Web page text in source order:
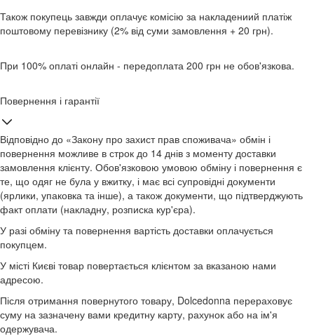
Також покупець завжди оплачує комісію за накладениий платіж
поштовому перевізнику (2% від суми замовлення + 20 грн).
При 100% оплаті онлайн - передоплата 200 грн не обов'язкова.
Повернення і гарантії
Відповідно до «Закону про захист прав споживача» обмін і
повернення можливе в строк до 14 днів з моменту доставки
замовлення клієнту. Обов'язковою умовою обміну і повернення є
те, що одяг не була у вжитку, і має всі супровідні документи
(ярлики, упаковка та інше), а також документи, що підтверджують
факт оплати (накладну, розписка кур'єра).
У разі обміну та повернення вартість доставки оплачується
покупцем.
У місті Києві товар повертається клієнтом за вказаною нами
адресою.
Після отримання повернутого товару, Dolcedonna перераховує
суму на зазначену вами кредитну карту, рахунок або на ім'я
одержувача.